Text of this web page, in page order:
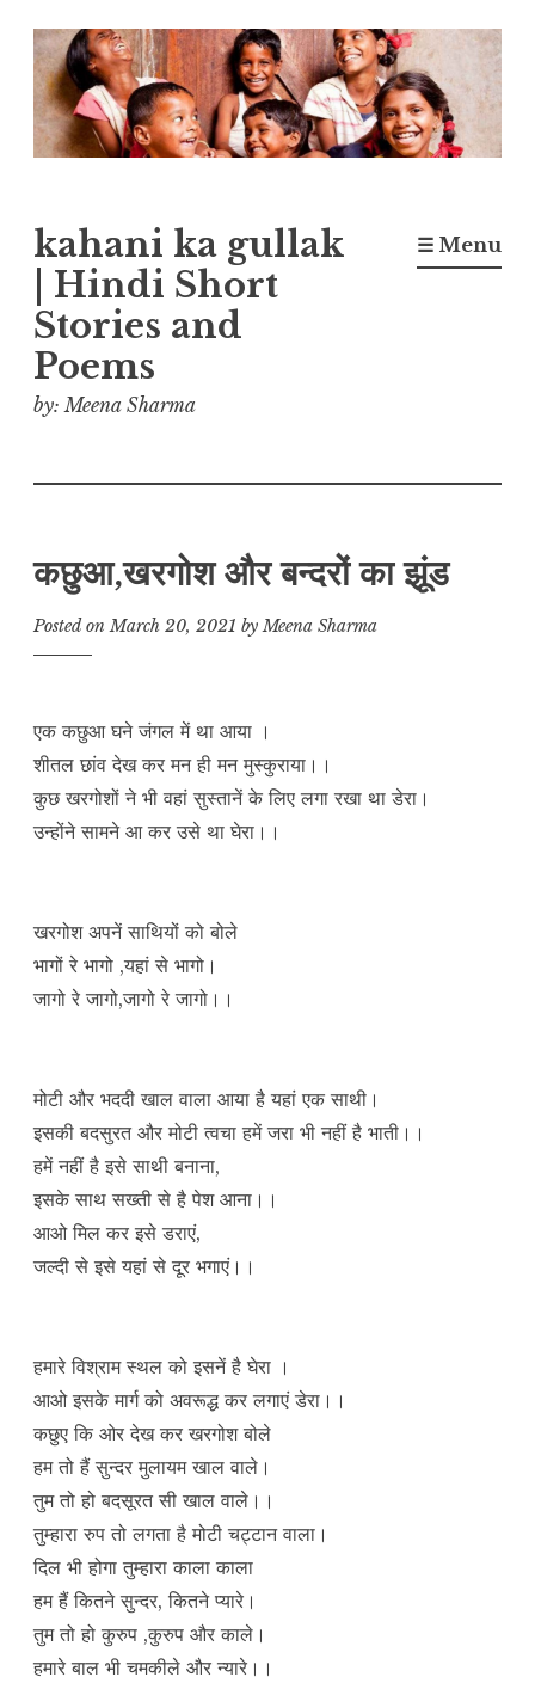
Skip
to
content
kahani ka gullak
| Hindi Short
Stories and
Poems
by: Meena Sharma
☰ Menu
कछुआ,खरगोश और बन्दरों का झूंड
Posted onMarch 20, 2021 byMeena Sharma
एक कछुआ घने जंगल में था आया ।
शीतल छांव देख कर मन ही मन मुस्कुराया।।
कुछ खरगोशों ने भी वहां सुस्तानें के लिए लगा रखा था डेरा।
उन्होंने सामने आ कर उसे था घेरा।।
खरगोश अपनें साथियों को बोले
भागों रे भागो ,यहां से भागो।
जागो रे जागो,जागो रे जागो।।
मोटी और भददी खाल वाला आया है यहां एक साथी।
इसकी बदसुरत और मोटी त्वचा हमें जरा भी नहीं है भाती।।
हमें नहीं है इसे साथी बनाना,
इसके साथ सख्ती से है पेश आना।।
आओ मिल कर इसे डराएं,
जल्दी से इसे यहां से दूर भगाएं।।
हमारे विश्राम स्थल को इसनें है घेरा ।
आओ इसके मार्ग को अवरूद्ध कर लगाएं डेरा।।
कछुए कि ओर देख कर खरगोश बोले
हम तो हैं सुन्दर मुलायम खाल वाले।
तुम तो हो बदसूरत सी खाल वाले।।
तुम्हारा रुप तो लगता है मोटी चट्टान वाला।
दिल भी होगा तुम्हारा काला काला
हम हैं कितने सुन्दर, कितने प्यारे।
तुम तो हो कुरुप ,कुरुप और काले।
हमारे बाल भी चमकीले और न्यारे।।